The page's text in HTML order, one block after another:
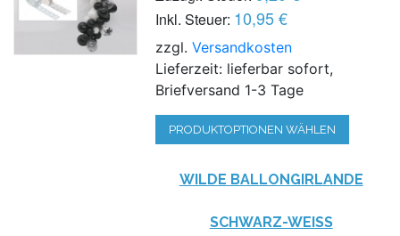
Inkl. Steuer: 10,95 €
zzgl.Versandkosten
Lieferzeit: lieferbar sofort,
Briefversand 1-3 Tage
PRODUKTOPTIONEN WÄHLEN
WILDE BALLONGIRLANDE
SCHWARZ-WEISS